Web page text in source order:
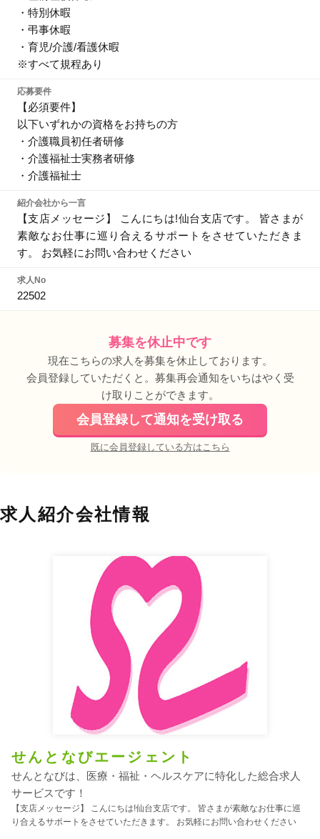
・特別休暇
・弔事休暇
・育児/介護/看護休暇
※すべて規程あり
応募要件
【必須要件】
以下いずれかの資格をお持ちの方
・介護職員初任者研修
・介護福祉士実務者研修
・介護福祉士
紹介会社から一言
【支店メッセージ】 こんにちは!仙台支店です。 皆さまが
素敵なお仕事に巡り合えるサポートをさせていただきま
す。 お気軽にお問い合わせください
求人No
22502
募集を休止中です
現在こちらの求人を募集を休止しております。
会員登録していただくと。募集再会通知をいちはやく受
け取りことができます。
会員登録して通知を受け取る
既に会員登録している方はこちら
求人紹介会社情報
せんとなびエージェント
せんとなびは、医療・福祉・ヘルスケアに特化した総合求人
サービスです！
【支店メッセージ】 こんにちは!仙台支店です。 皆さまが素敵なお仕事に巡
り合えるサポートをさせていただきます。 お気軽にお問い合わせください